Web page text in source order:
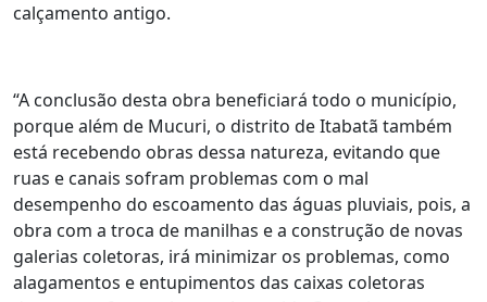
calçamento antigo.
“A conclusão desta obra beneficiará todo o município,
porque além de Mucuri, o distrito de Itabatã também
está recebendo obras dessa natureza, evitando que
ruas e canais sofram problemas com o mal
desempenho do escoamento das águas pluviais, pois, a
obra com a troca de manilhas e a construção de novas
galerias coletoras, irá minimizar os problemas, como
alagamentos e entupimentos das caixas coletoras